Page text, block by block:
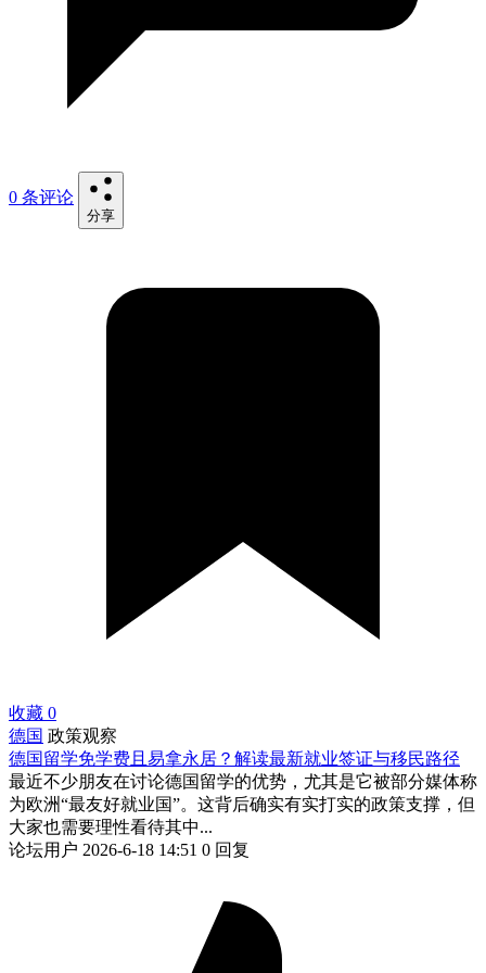
0 条评论
分享
收藏 0
德国 政策观察
德国留学免学费且易拿永居？解读最新就业签证与移民路径
最近不少朋友在讨论德国留学的优势，尤其是它被部分媒体称
为欧洲“最友好就业国”。这背后确实有实打实的政策支撑，但
大家也需要理性看待其中...
论坛用户 2026-6-18 14:51 0 回复